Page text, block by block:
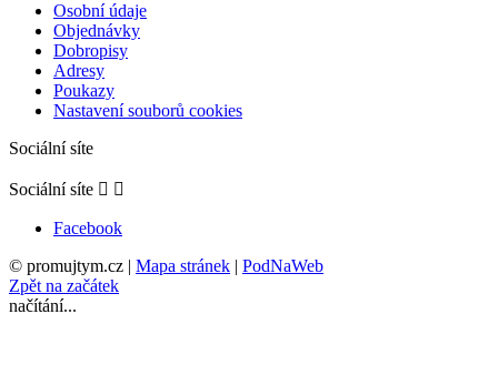
Osobní údaje
Objednávky
Dobropisy
Adresy
Poukazy
Nastavení souborů cookies
Sociální síte
Sociální síte  
Facebook
© promujtym.cz | Mapa stránek | PodNaWeb
Zpět na začátek
načítání...